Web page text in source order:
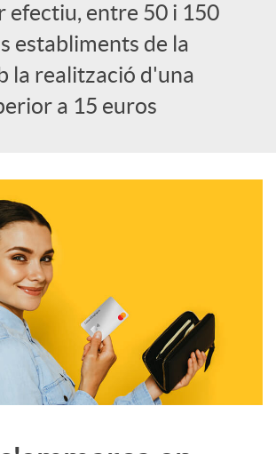
efectiu, entre 50 i 150
establiments de la
la realització d'una
a 15 euros